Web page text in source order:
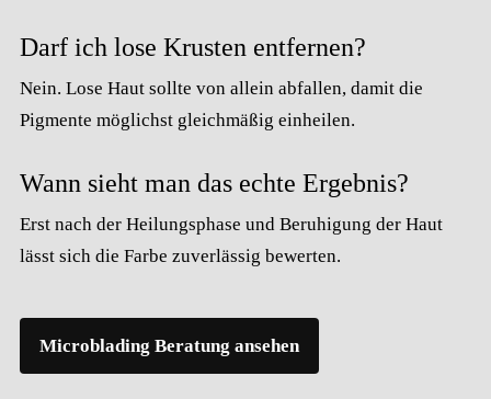
Darf ich lose Krusten entfernen?
Nein. Lose Haut sollte von allein abfallen, damit die
Pigmente möglichst gleichmäßig einheilen.
Wann sieht man das echte Ergebnis?
Erst nach der Heilungsphase und Beruhigung der Haut
lässt sich die Farbe zuverlässig bewerten.
Microblading Beratung ansehen